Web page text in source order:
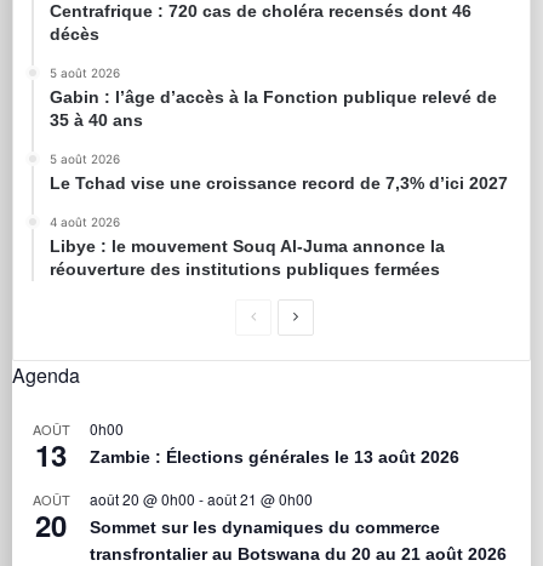
Centrafrique : 720 cas de choléra recensés dont 46
décès
5 août 2026
Gabin : l’âge d’accès à la Fonction publique relevé de
35 à 40 ans
5 août 2026
Le Tchad vise une croissance record de 7,3% d’ici 2027
4 août 2026
Libye : le mouvement Souq Al-Juma annonce la
réouverture des institutions publiques fermées
Agenda
AOÛT
13
0h00
Zambie : Élections générales le 13 août 2026
AOÛT
20
août 20 @ 0h00 -août 21 @ 0h00
Sommet sur les dynamiques du commerce
transfrontalier au Botswana du 20 au 21 août 2026